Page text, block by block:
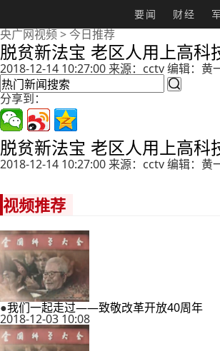
要闻 财经
央广网视频>今日推荐
脱贫新法宝 老区人用上高科
2018-12-14 10:27:00 来源：cctv 编辑：黄

分享到：
脱贫新法宝 老区人用上高科
2018-12-14 10:27:00 来源：cctv 编辑：黄
视频推荐
●我们一起走过——致敬改革开放40周年
2018-12-03 10:08